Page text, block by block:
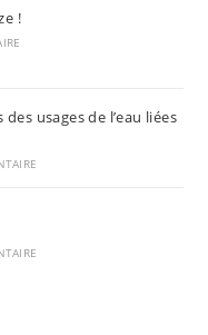
!
usages de l’eau liées